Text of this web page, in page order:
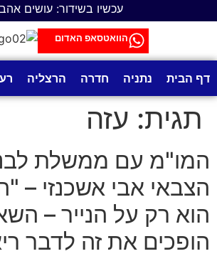
עכשיו בשידור: עושים
הוואטסאפ האדום
דף הבית נתניה חדרה הרצליה
תגית: עזה
המו"מ עם ממשלת
הצבאי אבי אשכנזי –
הוא רק על הנייר –
הופכים את זה לדבר